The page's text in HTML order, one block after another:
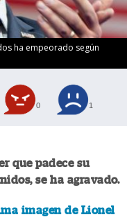
ha empeorado según
0 1
que padece su
se ha agravado.
imagen de Lionel